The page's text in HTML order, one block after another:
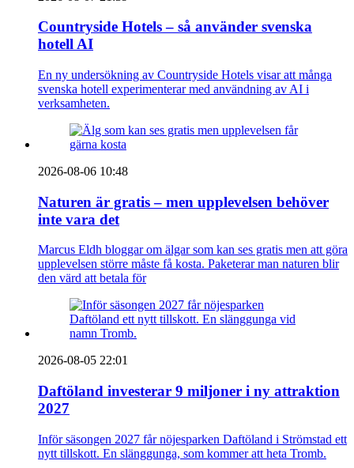
Countryside Hotels – så använder svenska
hotell AI
En ny undersökning av Countryside Hotels visar att många
svenska hotell experimenterar med användning av AI i
verksamheten.
2026-08-06 10:48
Naturen är gratis – men upplevelsen behöver
inte vara det
Marcus Eldh bloggar om älgar som kan ses gratis men att göra
upplevelsen större måste få kosta. Paketerar man naturen blir
den värd att betala för
2026-08-05 22:01
Daftöland investerar 9 miljoner i ny attraktion
2027
Inför säsongen 2027 får nöjesparken Daftöland i Strömstad ett
nytt tillskott. En slänggunga, som kommer att heta Tromb.